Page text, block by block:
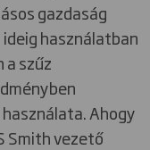
gazdaság
használatban
a szűz
Ahogy
Smith vezető